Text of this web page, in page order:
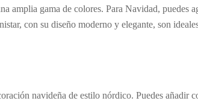
amplia gama de colores. Para Navidad, puedes
con su diseño moderno y elegante, son
navideña de estilo nórdico. Puedes añadir